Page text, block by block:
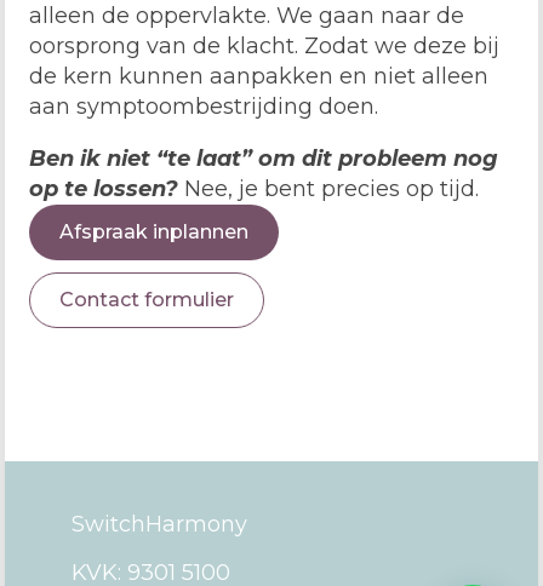
alleen de oppervlakte. We gaan naar de
oorsprong van de klacht. Zodat we deze bij
de kern kunnen aanpakken en niet alleen
aan symptoombestrijding doen.
Ben ik niet “te laat” om dit probleem nog
op te lossen? Nee, je bent precies op tijd.
Afspraak inplannen
Contact formulier
SwitchHarmony
KVK: 9301 5100